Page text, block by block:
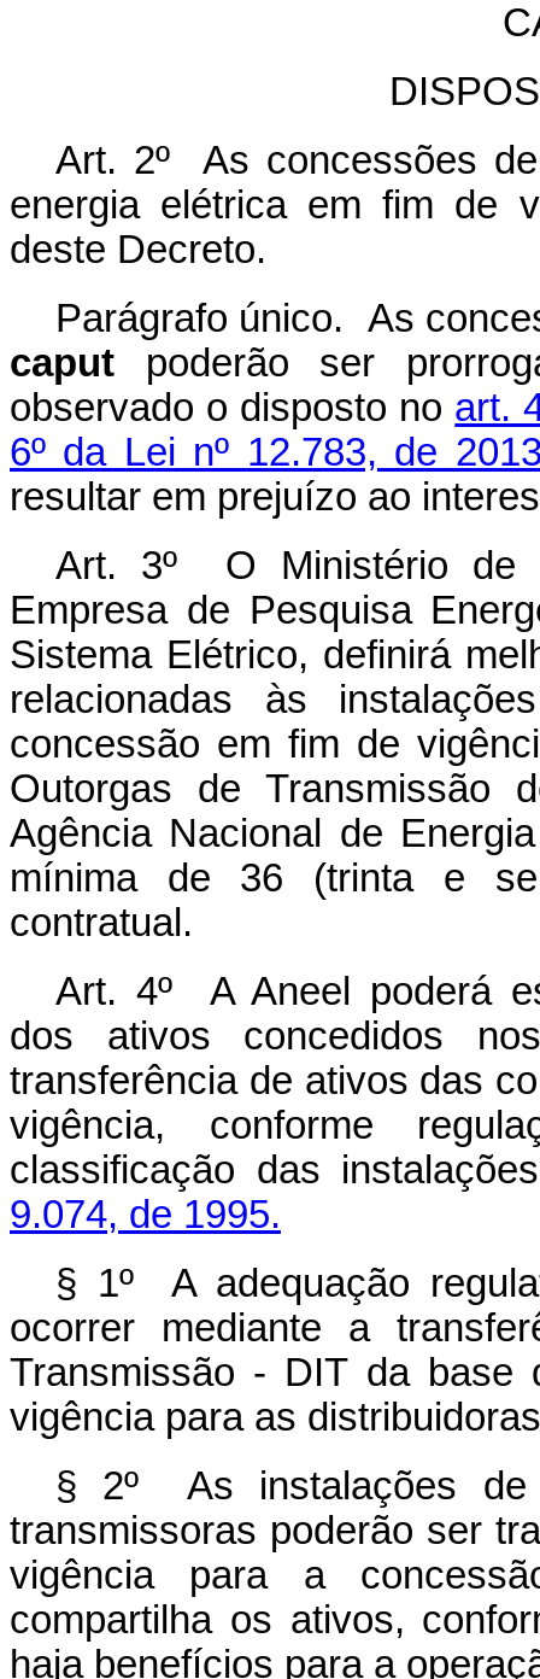
Art. 2º As concessões
energia elétrica em fim de
deste Decreto.
Parágrafo único. As
caput poderão ser
observado o disposto no art.
6º da Lei nº 12.783, de
resultar em prejuízo ao
Art. 3º O Ministério de
Empresa de Pesquisa
Sistema Elétrico, definirá
relacionadas às
concessão em fim de
Outorgas de Transmissão
Agência Nacional de
mínima de 36 (trinta e
contratual.
Art. 4º A Aneel poderá
dos ativos concedidos
transferência de ativos das
vigência, conforme
classificação das
9.074, de 1995.
§ 1º A adequação
ocorrer mediante a
Transmissão - DIT da
vigência para as
§ 2º As instalações de
transmissoras poderão ser
vigência para a
compartilha os ativos,
haja benefícios para a